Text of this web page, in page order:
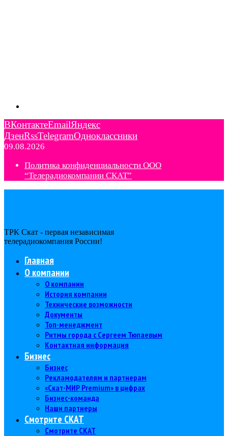
ВКонтактеEmailЯндекс
ДзенRssTelegramОдноклассники
09.08.2026
Политика конфиденциальности ООО
“Телерадиокомпании СКАТ”
ТРК Скат - первая независимая
телерадиокомпания Роcсии!
Главная
О компании
О компании
История компании
Технические возможности
Документы
Топ-менеджмент
Ритмы города с Сергеем Тюпаевым
Контактная информация
Бизнес
Бизнес
Рекламодателям и партнерам
«Скат-МИР Premium» в цифрах
Бизнес-команда
Наши партнеры
Смотрите СКАТ
Смотрите СКАТ